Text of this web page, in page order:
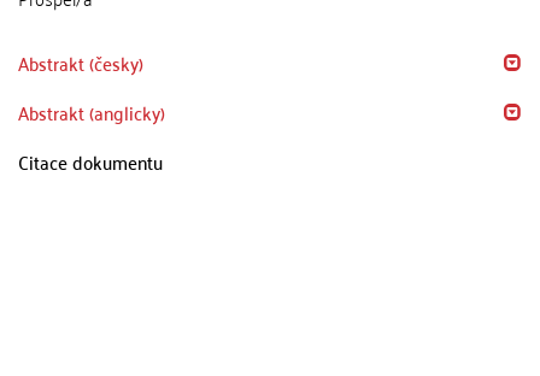
Abstrakt (česky)
Abstrakt (anglicky)
Citace dokumentu